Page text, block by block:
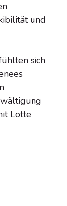
und
sich
Lotte